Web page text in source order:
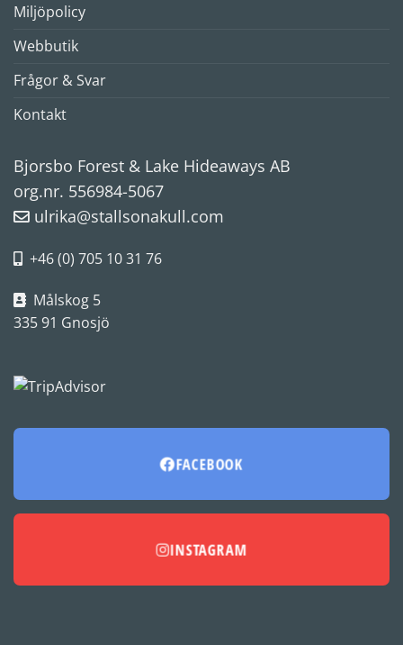
Miljöpolicy
Webbutik
Frågor & Svar
Kontakt
Bjorsbo Forest & Lake Hideaways AB
org.nr. 556984-5067
ulrika@stallsonakull.com
+46 (0) 705 10 31 76
Målskog 5
335 91 Gnosjö
FACEBOOK
INSTAGRAM